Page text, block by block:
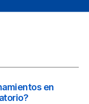
en